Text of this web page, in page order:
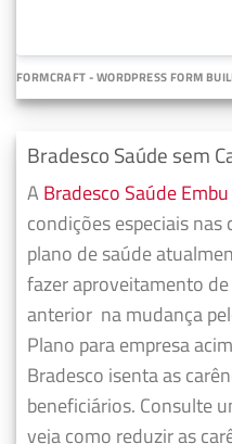
FORMCRAFT - WORDPRESS FORM
Bradesco Saúde sem
A Bradesco Saúde
condições especiais nas
plano de saúde
fazeraproveitamento
anterior na mudança
Plano para empresa
Bradesco isenta as
beneficiários. Consulte
veja como reduzir as